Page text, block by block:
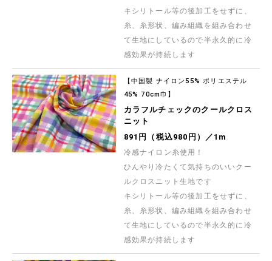
キシリトール等の後加工をせずに、
糸、糸形状、編み組織を組み合わせ
て生地にしているので半永久的に冷
感効果が持続します
【中国製 ナイロン55% ポリエステル
45% 70cm巾】
カラフルチェックのクールクロス
ニット
891円（税込980円）／1m
冷感ナイロン糸使用！
ひんやり冷たくて気持ちのいいクー
ルクロスニット生地です
キシリトール等の後加工をせずに、
糸、糸形状、編み組織を組み合わせ
て生地にしているので半永久的に冷
感効果が持続します